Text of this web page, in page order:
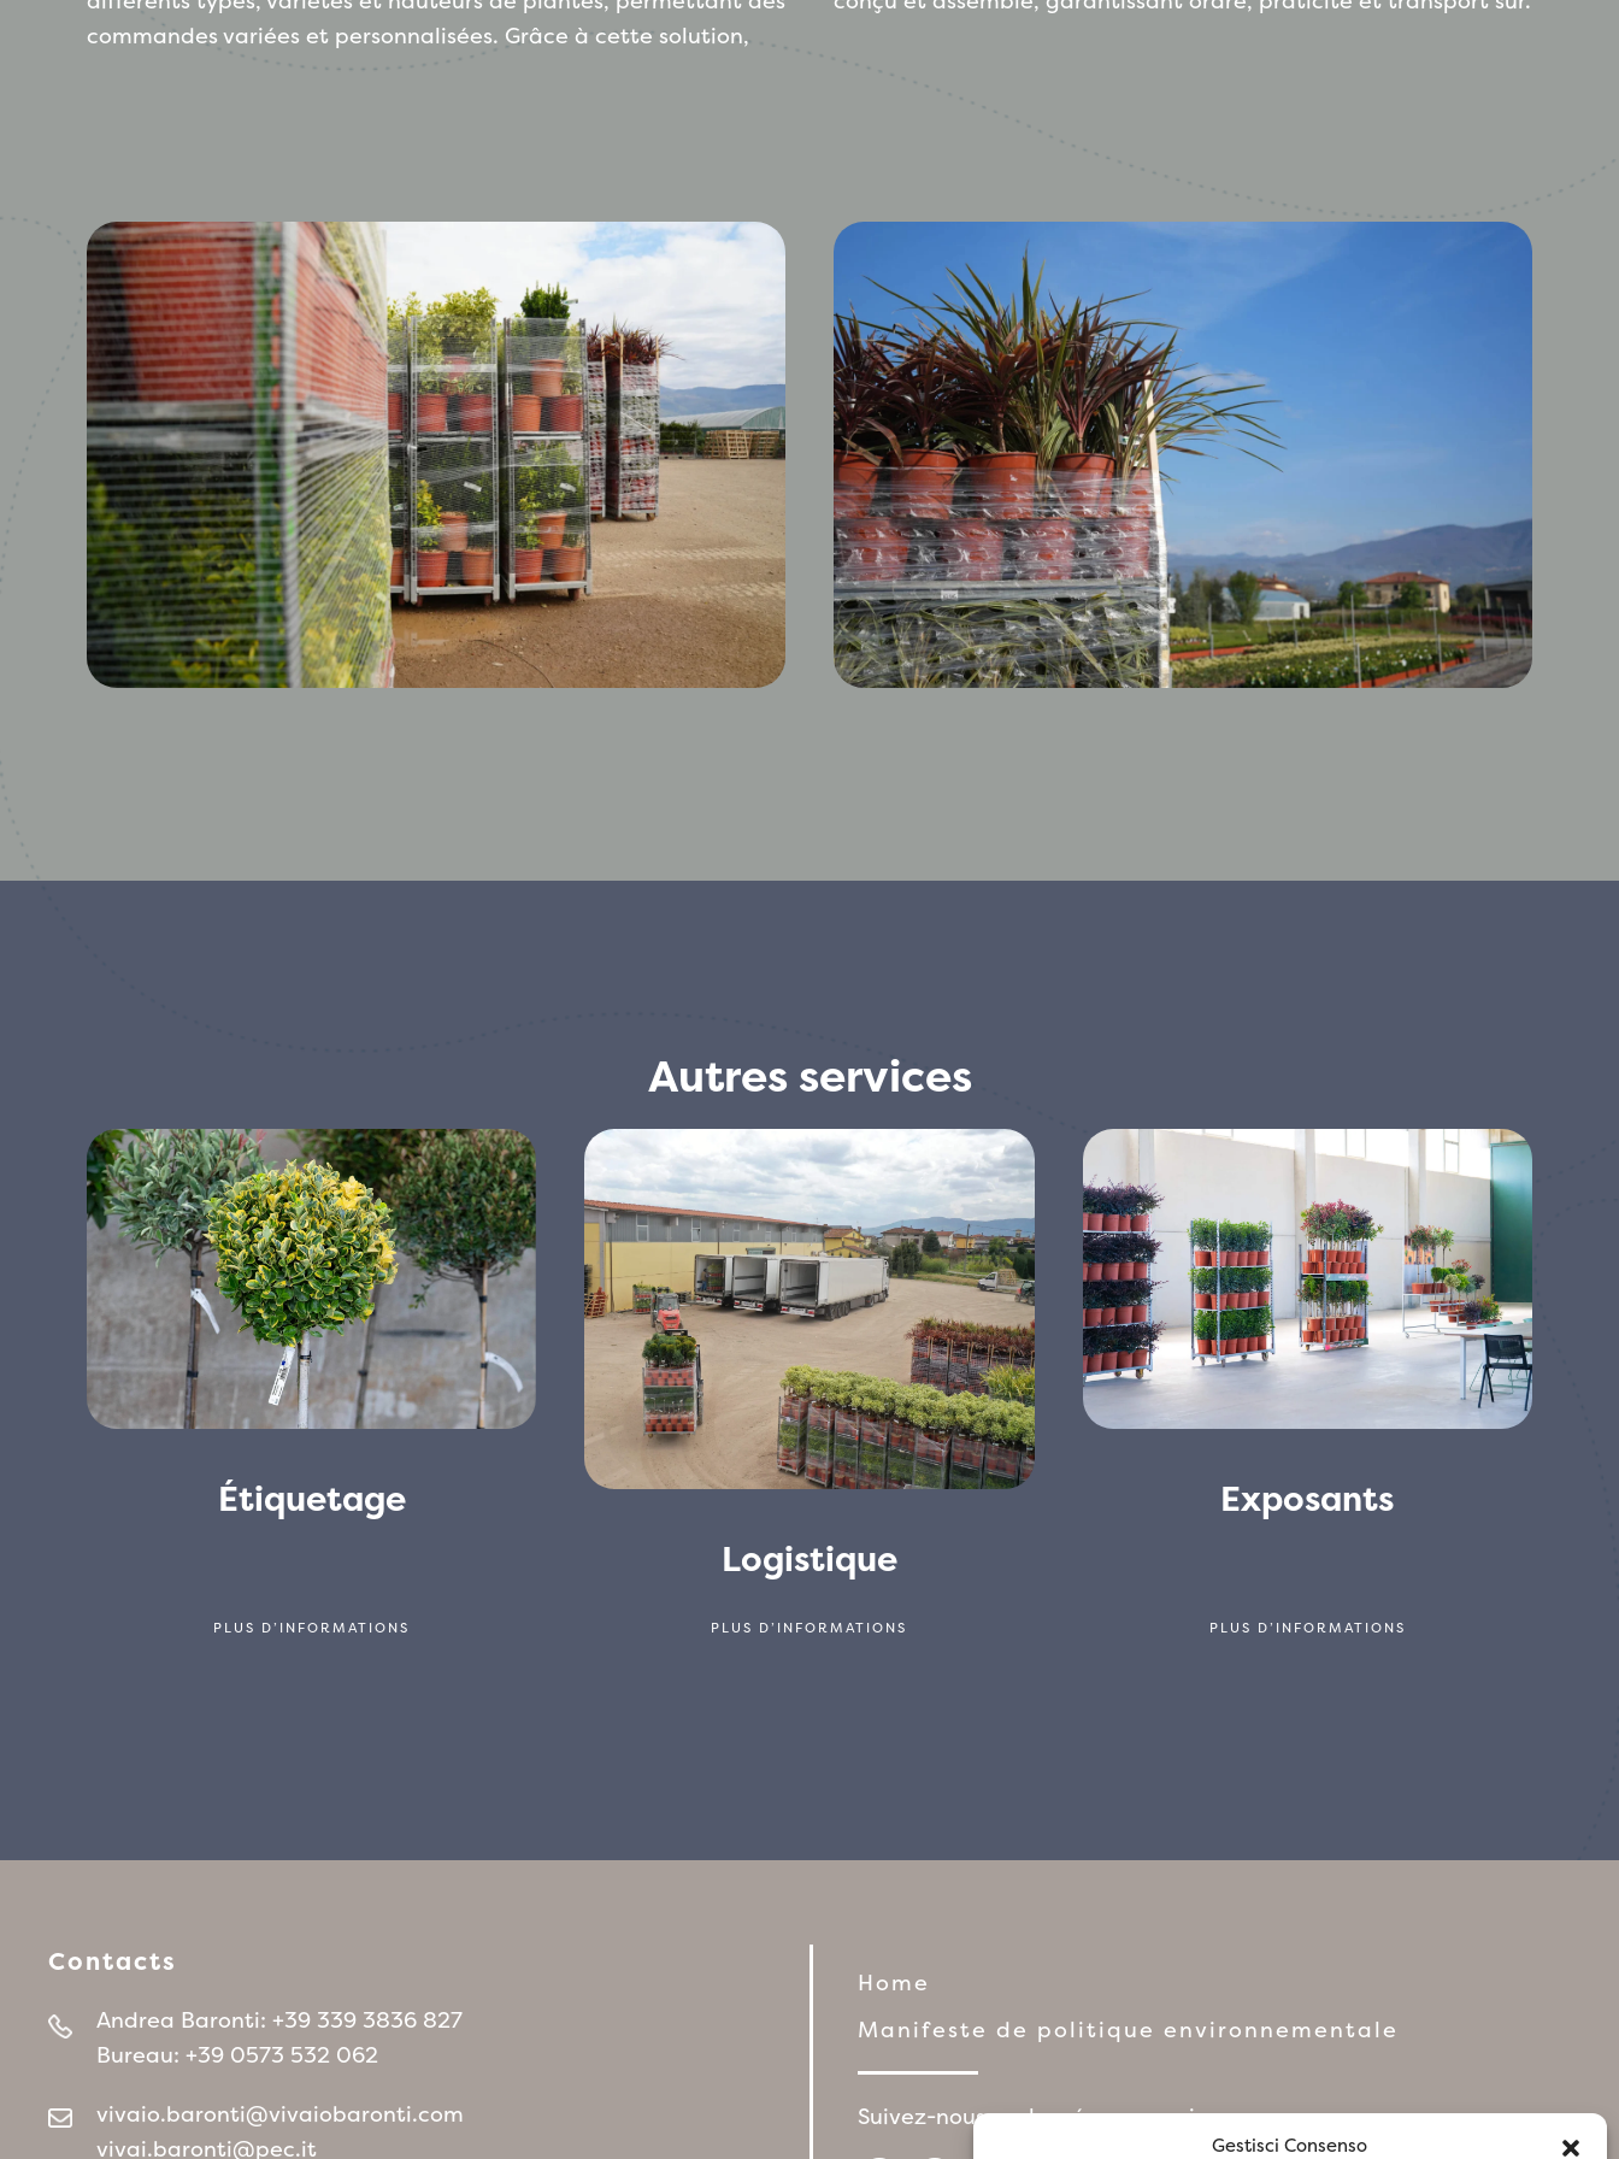
Gestisci Consenso
commandes variées et personnalisées. Grâce à cette solution,
Autres services
Étiquetage
PLUS D’INFORMATIONS
Logistique
PLUS D’INFORMATIONS
Exposants
PLUS D’INFORMATIONS
Contacts
Andrea Baronti: +39 339 3836 827
Bureau: +39 0573 532 062
vivaio.baronti@vivaiobaronti.com
vivai.baronti@pec.it
Home
Manifeste de politique environnementale
Suivez-nous sur les réseaux sociaux